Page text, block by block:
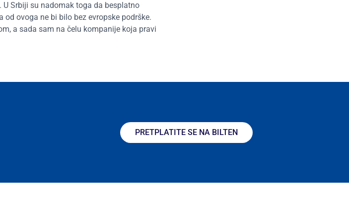
Srbiji su nadomak toga da besplatno
ovoga ne bi bilo bez evropske podrške.
a sada sam na čelu kompanije koja pravi
PRETPLATITE SE NA BILTEN